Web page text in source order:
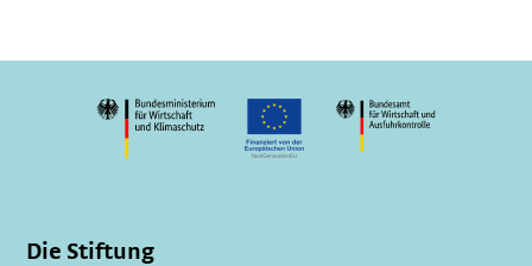
Die Stiftung